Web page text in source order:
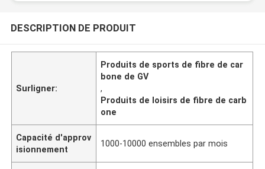
DESCRIPTION DE PRODUIT
Surligner:
Produits de sports de fibre de car
bone de GV
,
Produits de loisirs de fibre de carb
one
Capacité d'approv
isionnement
1000-10000 ensembles par mois